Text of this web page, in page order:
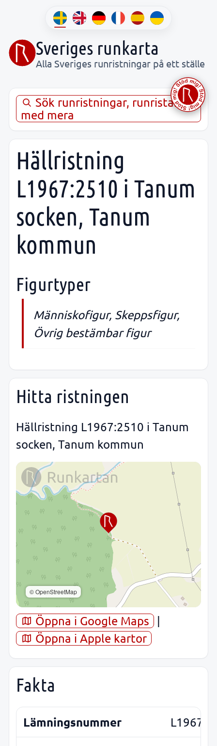
Sveriges runkarta
Alla Sveriges runristningar på ett ställe
Sök runristningar, runristare,
med mera
Hällristning
L1967:2510 i Tanum
socken, Tanum
kommun
Figurtyper
Människofigur, Skeppsfigur,
Övrig bestämbar figur
Hitta ristningen
Hällristning L1967:2510 i Tanum
socken, Tanum kommun
© OpenStreetMap
Öppna i Google Maps
|
Öppna i Apple kartor
Fakta
Lämningsnummer